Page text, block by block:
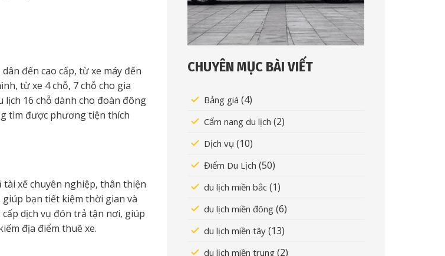
đến cao cấp, từ xe máy đến
từ xe 4 chỗ, 7 chỗ cho gia
lịch 16 chỗ dành cho đoàn đông
tìm được phương tiện thích
xế chuyên nghiệp, thân thiện
bạn tiết kiệm thời gian và
dịch vụ đón trả tận nơi, giúp
địa điểm thuê xe.
CHUYÊN MỤC BÀI VIẾT
Bảng giá (4)
Cẩm nang du lịch (2)
Dịch vụ (10)
Điểm Du Lịch (50)
du lịch miền bắc (1)
du lịch miền đông (6)
du lịch miền tây (13)
du lịch miền trung (2)